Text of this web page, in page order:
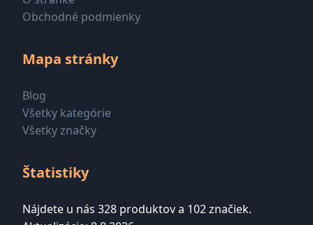
Obchodné podmienky
Mapa stránky
Blog
Všetky kategórie
Všetky značky
Štatistiky
Nájdete u nás 328 produktov a 102 značiek.